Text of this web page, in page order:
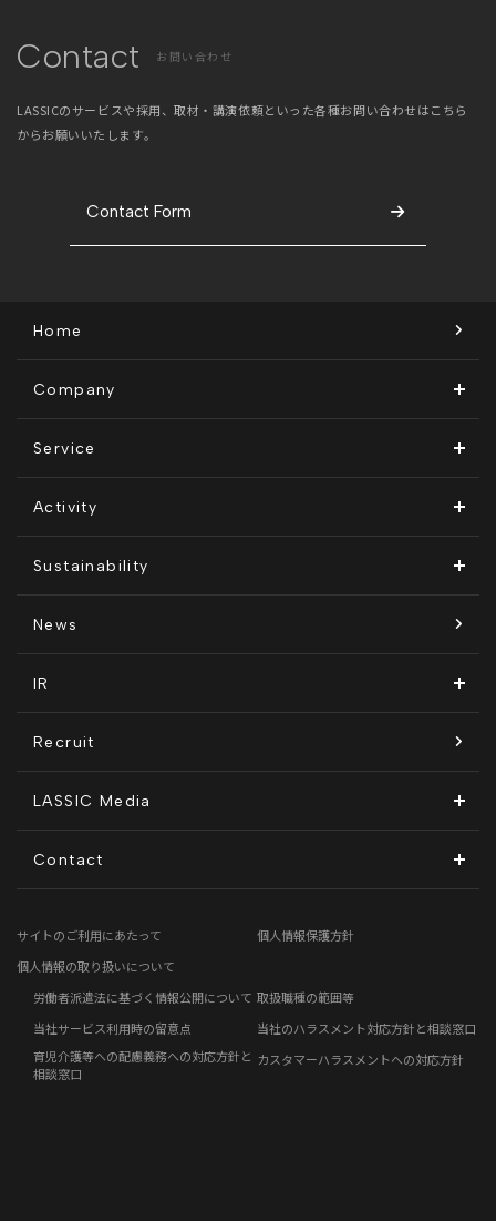
Contact お問い合わせ
LASSICのサービスや採用、取材・講演依頼といった各種お問い合わせはこちら
からお願いいたします。
Contact Form
Home
Company
ビジョン・ミッション
会社概要
沿革
Service
Remogu（リモグ）・リラシク
Remoguフリーランス
Activity
メディア運営
テレリモ総研
Sustainability
SDGsに対する取り組み
コンプライアンス推進体制
News
IR
開示情報
コーポレート・ガバナンス
Recruit
LASSIC Media
地方創生コラム
お客さまの声
社員の声
事例紹介
Contact
サイトのご利用にあたって
個人情報保護方針
個人情報の取り扱いについて
労働者派遣法に基づく情報公開について 取扱職種の範囲等
当社サービス利用時の留意点
当社のハラスメント対応方針と相談窓口
育児介護等への配慮義務への対応方針と
相談窓口
カスタマーハラスメントへの対応方針